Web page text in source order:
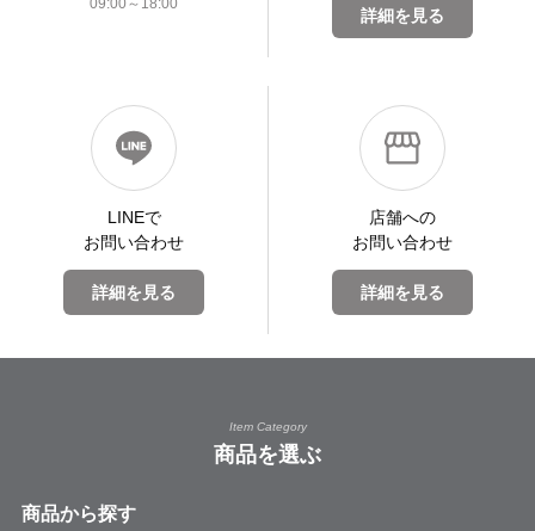
詳細を見る
LINEで
お問い合わせ
詳細を見る
店舗への
お問い合わせ
詳細を見る
Item Category
商品を選ぶ
商品から探す